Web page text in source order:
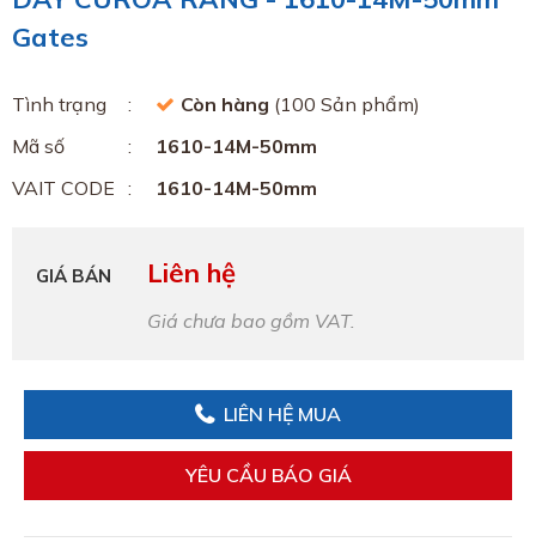
Gates
Tình trạng Còn hàng (100 Sản phẩm)
Mã số
1610-14M-50mm
VAIT CODE
1610-14M-50mm
GIÁ BÁN Liên hệ
Giá chưa bao gồm VAT.
LIÊN HỆ MUA
YÊU CẦU BÁO GIÁ